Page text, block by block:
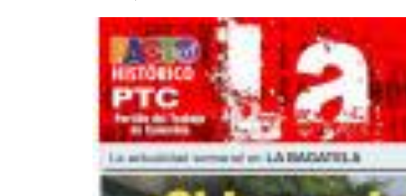
golpe
de
Estado…
habrá
rechazo
y
pelea…❞